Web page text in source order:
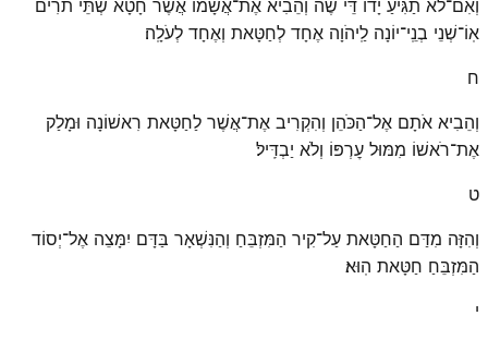
וְאִם־לֹא תַגִּיעַ יָדוֹ דֵּי שֶׂה וְהֵבִיא אֶת־אֲשָׁמוֹ אֲשֶׁר חָטָא שְׁתֵּי תֹרִים
אֽוֹ־שְׁנֵי בְנֵֽי־יוֹנָה לַֽיהֹוָה אֶחָד לְחַטָּאת וְאֶחָד לְעֹלָֽה׃
ח
וְהֵבִיא אֹתָם אֶל־הַכֹּהֵן וְהִקְרִיב אֶת־אֲשֶׁר לַחַטָּאת רִאשׁוֹנָה וּמָלַק
אֶת־רֹאשׁוֹ מִמּוּל עׇרְפּוֹ וְלֹא יַבְדִּֽיל׃
ט
וְהִזָּה מִדַּם הַחַטָּאת עַל־קִיר הַמִּזְבֵּחַ וְהַנִּשְׁאָר בַּדָּם יִמָּצֵה אֶל־יְסוֹד
הַמִּזְבֵּחַ חַטָּאת הֽוּא׃
י